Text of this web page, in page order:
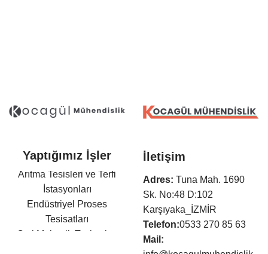
Yaptığımız İşler
Arıtma Tesisleri ve Terfi
İstasyonları
Endüstriyel Proses
Tesisatları
Otel Mekanik Tesisatları
İletişim
Adres: Tuna Mah. 1690
Sk. No:48 D:102
Karşıyaka_İZMİR
Telefon:0533 270 85 63
Mail: